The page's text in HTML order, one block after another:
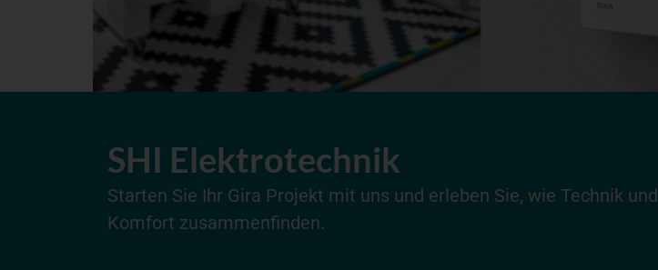
SHI Elektrotechnik
Starten Sie Ihr Gira Projekt mit uns und erleben Sie, wie Technik und
Komfort zusammenfinden.